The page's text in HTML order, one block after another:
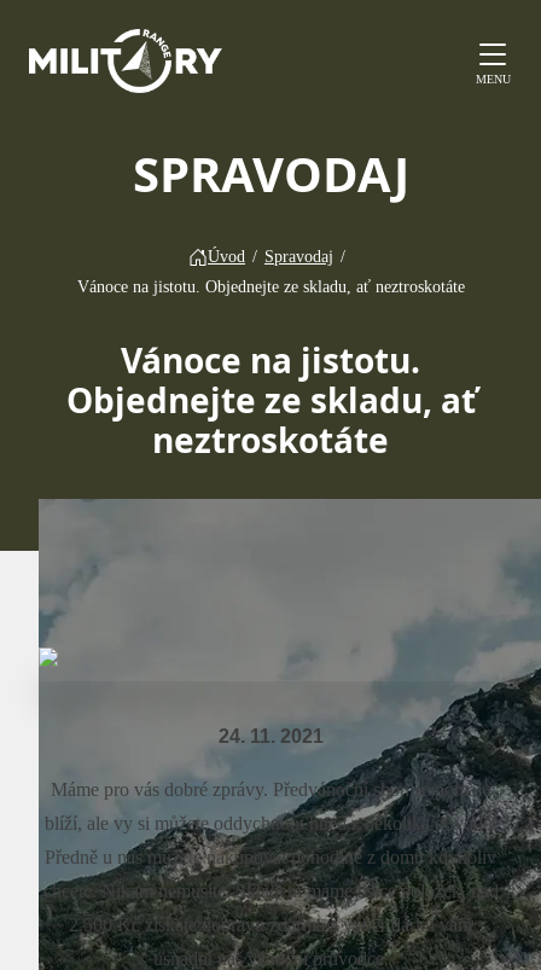
MENU
SPRAVODAJ
Úvod / Spravodaj /
Vánoce na jistotu. Objednejte ze skladu, ať neztroskotáte
Vánoce na jistotu.
Objednejte ze skladu, ať
neztroskotáte
24. 11. 2021
Máme pro vás dobré zprávy. Předvánoční shon se pomalu
blíží, ale vy si můžete oddychnout hned z několika důvodů.
Předně u nás můžete nakupovat pohodlně z domu kdykoliv
chcete. Nikam nemusíte. Skladem máme tisíce položek, nad
2.500 Kč získáte dopravu zdarma a výběr dárků vám
usnadní náš vánoční průvodce.